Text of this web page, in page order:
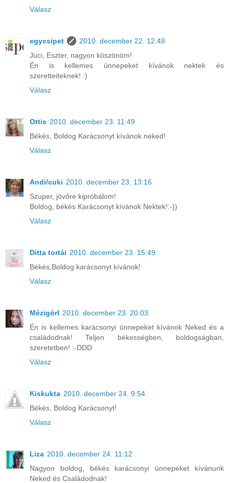
Válasz
egycsipet
2010. december 22. 12:48
Juci, Eszter, nagyon köszönöm!
Én is kellemes ünnepeket kívánok nektek és
szeretteiteknek! :)
Válasz
Ottis 2010. december 23. 11:49
Békés, Boldog Karácsonyt kívánok neked!
Válasz
Andi/cuki 2010. december 23. 13:16
Szuper, jövőre kipróbálom!
Boldog, békés Karácsonyt kívánok Nektek!:-))
Válasz
Ditta tortái 2010. december 23. 15:49
Békés,Boldog karácsonyt kívánok!
Válasz
Mézigörl 2010. december 23. 20:03
Én is kellemes karácsonyi ünnepeket kívánok Neked és a
családodnak! Teljen békességben, boldogságban,
szeretetben! :-DDD
Válasz
Kiskukta 2010. december 24. 9:54
Békés, Boldog Karácsonyt!
Válasz
Liza 2010. december 24. 11:12
Nagyon boldog, békés karácsonyi ünnepeket kívánunk
Neked és Családodnak!